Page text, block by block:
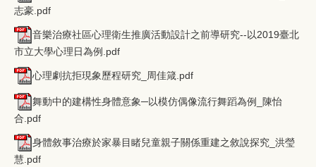
志豪.pdf
音樂治療社區心理衛生推廣活動設計之前導研究--以2019臺北
市立大學心理日為例.pdf
心理劇抗拒現象歷程研究_周佳箴.pdf
舞動中的建構性身體意象─以模仿偶像流行舞蹈為例_陳怡
合.pdf
身體敘事治療於家暴目睹兒童親子關係重建之敘說探究_洪瑩
慧.pdf